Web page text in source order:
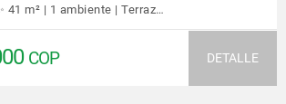
41 m² | 1 ambiente | Terraz…
COP DETALLE